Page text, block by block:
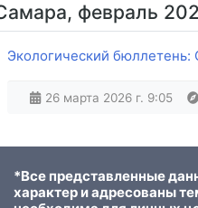
февраль
Экологический бюллетень:
26 марта 2026 г. 9:05
*Все представленные
характер и адресованы